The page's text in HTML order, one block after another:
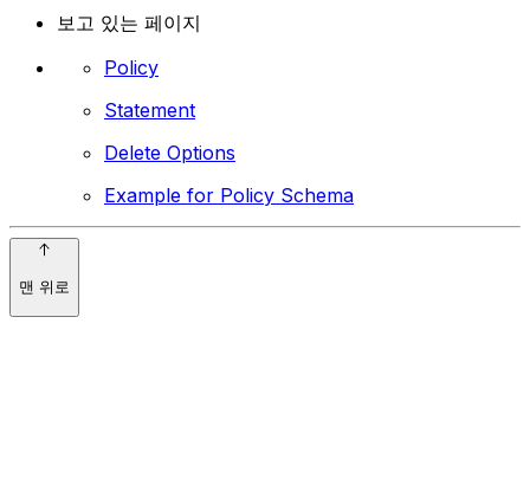
보고 있는 페이지
Policy
Statement
Delete Options
Example for Policy Schema
맨 위로